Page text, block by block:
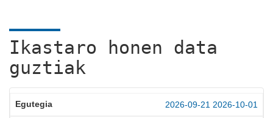
Ikastaro honen data
guztiak
2026-09-21 2026-10-01